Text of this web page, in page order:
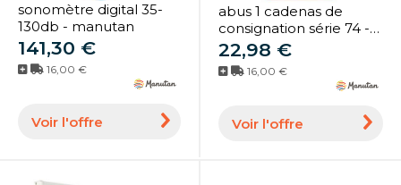
sonomètre digital 35-
130db - manutan
141,30 €
16,00 €
Voir l'offre
abus 1 cadenas de
consignation série 74 -
varié
22,98 €
16,00 €
Voir l'offre